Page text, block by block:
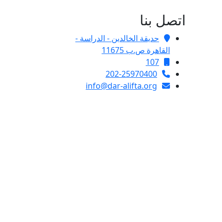
اتصل بنا
حديقة الخالدين - الدراسة -
القاهرة ص.ب 11675
107
202-25970400
info@dar-alifta.org